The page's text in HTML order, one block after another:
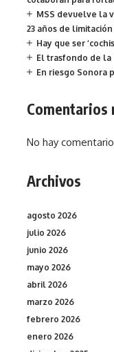
MSS devuelve la
23 años de
Hay que ser
El trasfondo de la
En riesgo Sonora
Comentarios
No hay
Archivos
agosto 2026
julio 2026
junio 2026
mayo 2026
abril 2026
marzo 2026
febrero 2026
enero 2026